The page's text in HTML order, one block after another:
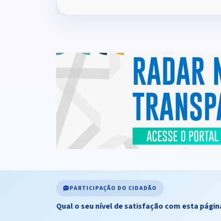
PARTICIPAÇÃO DO CIDADÃO
Qual o seu nível de satisfação com esta